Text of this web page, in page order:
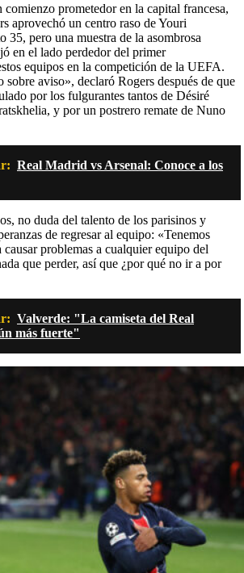
prometedor en la capital francesa,
aprovechó un centro raso de Youri
35, pero una muestra de la asombrosa
en el lado perdedor del primer
equipos en la competición de la UEFA.
sobre aviso», declaró Rogers después de que
por los fulgurantes tantos de Désiré
y por un postrero remate de Nuno
Real Madrid vs Arsenal: Conoce a los
no duda del talento de los parisinos y
de regresar al equipo: «Tenemos
problemas a cualquier equipo del
que perder, así que ¿por qué no ir a por
Valverde: "La camiseta del Real
más fuerte"